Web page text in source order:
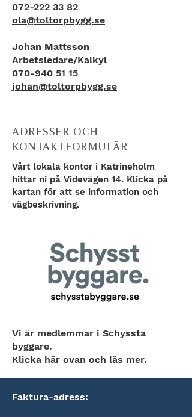
072-222 33 82
ola@toltorpbygg.se
Johan Mattsson
Arbetsledare/Kalkyl
070-940 51 15
johan@toltorpbygg.se
ADRESSER OCH
KONTAKTFORMULÄR
Vårt lokala kontor i Katrineholm
hittar ni på Videvägen 14. Klicka på
kartan för att se information och
vägbeskrivning.
Vi är medlemmar i Schyssta
byggare.
Klicka här ovan och läs mer.
Faktura-adress: